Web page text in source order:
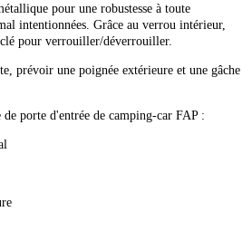
pour une robustesse à toute
intentionnées. Grâce au verrou intérieur,
pour verrouiller/déverrouiller.
prévoir une poignée extérieure et une gâche
porte d'entrée de camping-car FAP :